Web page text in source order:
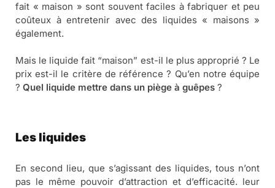
fait « maison » sont souvent faciles à fabriquer et peu
coûteux à entretenir avec des liquides « maisons »
également.
Mais le liquide fait “maison” est-il le plus approprié ? Le
prix est-il le critère de référence ? Qu’en notre équipe
? Quel liquide mettre dans un piège à guêpes ?
Les liquides
En second lieu, que s’agissant des liquides, tous n’ont
pas le même pouvoir d’attraction et d’efficacité. leur